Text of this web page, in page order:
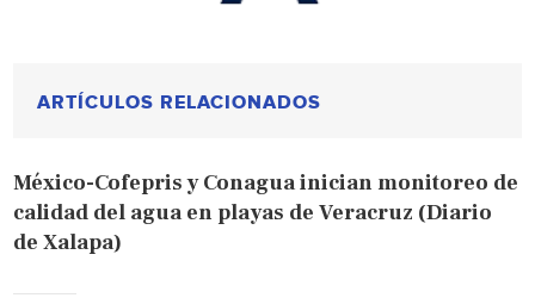
ARTÍCULOS RELACIONADOS
México-Cofepris y Conagua inician monitoreo de
calidad del agua en playas de Veracruz (Diario
de Xalapa)